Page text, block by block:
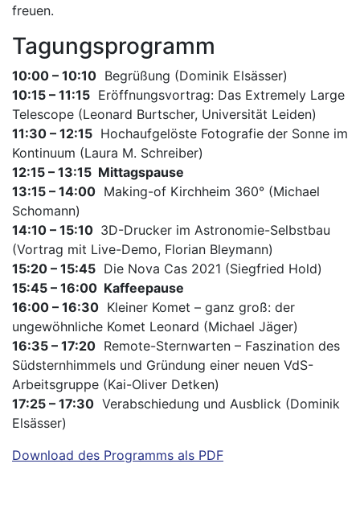
freuen.
Tagungsprogramm
10:00 – 10:10 Begrüßung (Dominik Elsässer)
10:15 – 11:15 Eröffnungsvortrag: Das Extremely Large
Telescope (Leonard Burtscher, Universität Leiden)
11:30 – 12:15 Hochaufgelöste Fotografie der Sonne im
Kontinuum (Laura M. Schreiber)
12:15 – 13:15 Mittagspause
13:15 – 14:00 Making-of Kirchheim 360° (Michael
Schomann)
14:10 – 15:10 3D-Drucker im Astronomie-Selbstbau
(Vortrag mit Live-Demo, Florian Bleymann)
15:20 – 15:45 Die Nova Cas 2021 (Siegfried Hold)
15:45 – 16:00 Kaffeepause
16:00 – 16:30 Kleiner Komet – ganz groß: der
ungewöhnliche Komet Leonard (Michael Jäger)
16:35 – 17:20 Remote-Sternwarten – Faszination des
Südsternhimmels und Gründung einer neuen VdS-
Arbeitsgruppe (Kai-Oliver Detken)
17:25 – 17:30 Verabschiedung und Ausblick (Dominik
Elsässer)
Download des Programms als PDF